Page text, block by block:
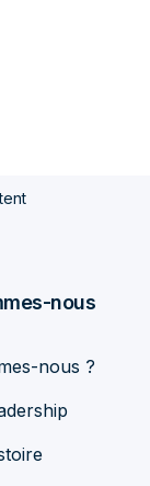
nous
nous ?